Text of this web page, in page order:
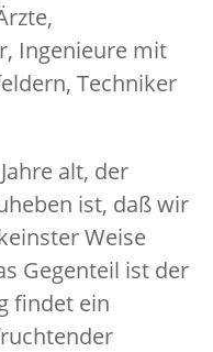
Ingenieure mit
Techniker
alt, der
ist, daß wir
Weise
Gegenteil ist der
findet ein